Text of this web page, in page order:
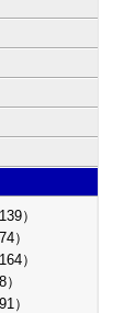
139）
）
164）
）
）